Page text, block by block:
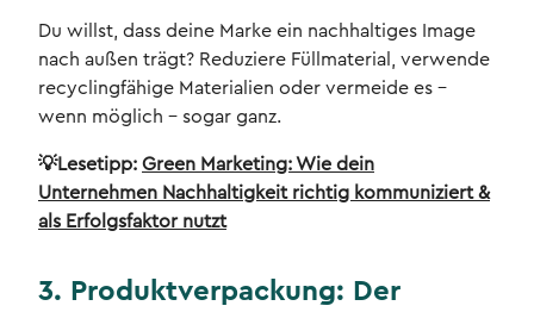
Du willst, dass deine Marke ein nachhaltiges Image
nach außen trägt? Reduziere Füllmaterial, verwende
recyclingfähige Materialien oder vermeide es -
wenn möglich - sogar ganz.
💡Lesetipp: Green Marketing: Wie dein
Unternehmen Nachhaltigkeit richtig kommuniziert &
als Erfolgsfaktor nutzt
3. Produktverpackung: Der